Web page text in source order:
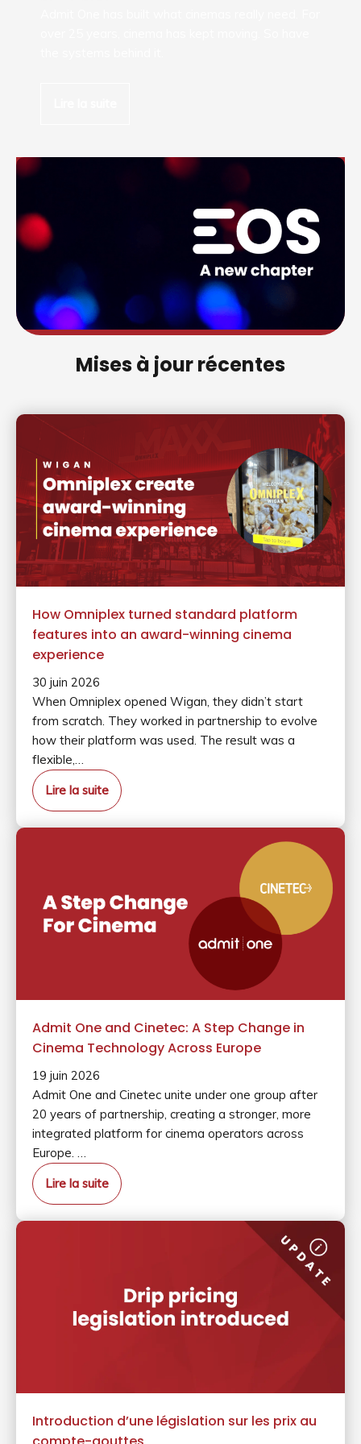
Mises à jour récentes
How Omniplex turned standard platform
features into an award-winning cinema
experience
30 juin 2026
When Omniplex opened Wigan, they didn’t start
from scratch. They worked in partnership to evolve
how their platform was used. The result was a
flexible,…
Lire la suite
Admit One and Cinetec: A Step Change in
Cinema Technology Across Europe
19 juin 2026
Admit One and Cinetec unite under one group after
20 years of partnership, creating a stronger, more
integrated platform for cinema operators across
Europe. …
Lire la suite
Introduction d’une législation sur les prix au